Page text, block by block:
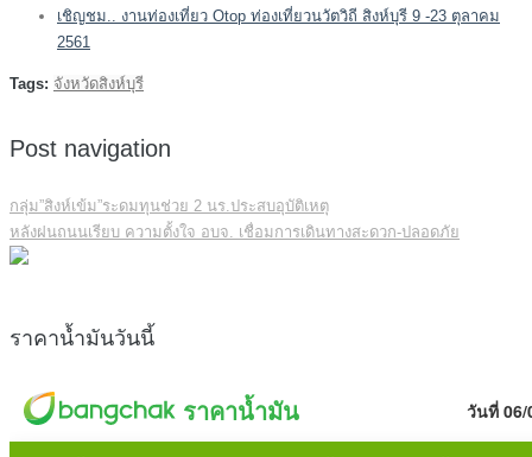
เชิญชม.. งานท่องเที่ยว Otop ท่องเที่ยวนวัตวิถี สิงห์บุรี 9 -23 ตุลาคม
2561
Tags: จังหวัดสิงห์บุรี
Post navigation
กลุ่ม”สิงห์เข้ม”ระดมทุนช่วย 2 นร.ประสบอุบัติเหตุ
หลังฝนถนนเรียบ ความตั้งใจ อบจ. เชื่อมการเดินทางสะดวก-ปลอดภัย
ราคาน้ำมันวันนี้